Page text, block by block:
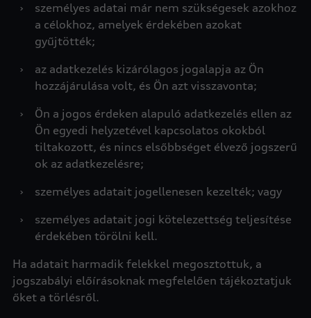
›
személyes adatai már nem szükségesek azokhoz
a célokhoz, amelyek érdekében azokat
gyűjtötték;
›
az adatkezelés kizárólagos jogalapja az Ön
hozzájárulása volt, és Ön azt visszavonta;
›
Ön a jogos érdeken alapuló adatkezelés ellen az
Ön egyedi helyzetével kapcsolatos okokból
tiltakozott, és nincs elsőbbséget élvező jogszerű
ok az adatkezelésre;
›
személyes adatait jogellenesen kezelték; vagy
›
személyes adatait jogi kötelezettség teljesítése
érdekében törölni kell.
Ha adatait harmadik felekkel megosztottuk, a
jogszabályi előírásoknak megfelelően tájékoztatjuk
őket a törlésről.